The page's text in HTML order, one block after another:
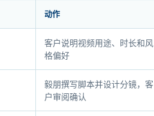
动作
客户说明视频用途、时长和风
格偏好
毅朋撰写脚本并设计分镜，客
户审阅确认